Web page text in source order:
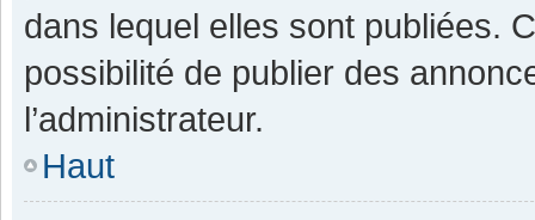
dans lequel elles sont publiées.
possibilité de publier des
l’administrateur.
Haut